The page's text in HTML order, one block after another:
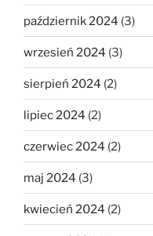
październik 2024 (3)
wrzesień 2024 (3)
sierpień 2024 (2)
lipiec 2024 (2)
czerwiec 2024 (2)
maj 2024 (3)
kwiecień 2024 (2)